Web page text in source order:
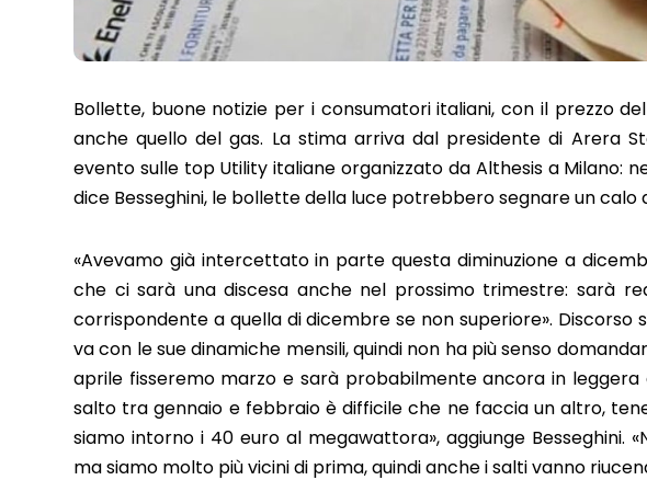
Bollette, buone notizie per i consumatori italiani, con il prezzo
anche quello del gas. La stima arriva dal presidente di Arera
evento sulle top Utility italiane organizzato da Althesis a Milano:
dice Besseghini, le bollette della luce potrebbero segnare un calo
«Avevamo già intercettato in parte questa diminuzione a
che ci sarà una discesa anche nel prossimo trimestre: sarà
corrispondente a quella di dicembre se non superiore». Discorso
va con le sue dinamiche mensili, quindi non ha più senso
aprile fisseremo marzo e sarà probabilmente ancora in leggera
salto tra gennaio e febbraio è difficile che ne faccia un altro,
siamo intorno i 40 euro al megawattora», aggiunge Besseghini.
ma siamo molto più vicini di prima, quindi anche i salti vanno